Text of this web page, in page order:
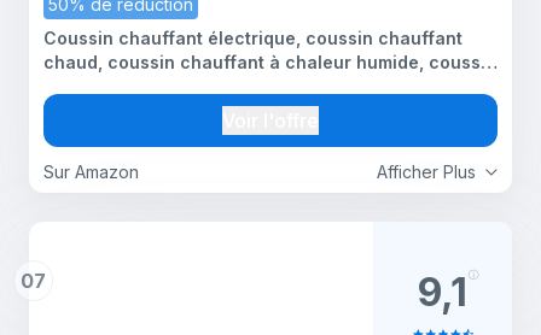
50% de réduction
Afficher Plus
Sur Amazon
Coussin chauffant électrique, coussin chauffant
chaud, coussin chauffant à chaleur humide, coussin
réglages de température et de minuterie (gris vert,
24
07 9,1